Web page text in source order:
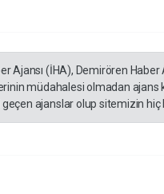
Ajansı (İHA), Demirören
müdahalesi olmadan ajans
ajanslar olup sitemizin hiç